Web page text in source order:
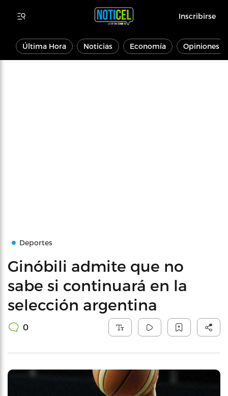
Inscribirse
Última Hora Noticias Economía Opiniones
Deportes
Ginóbili admite que no
sabe si continuará en la
selección argentina
0